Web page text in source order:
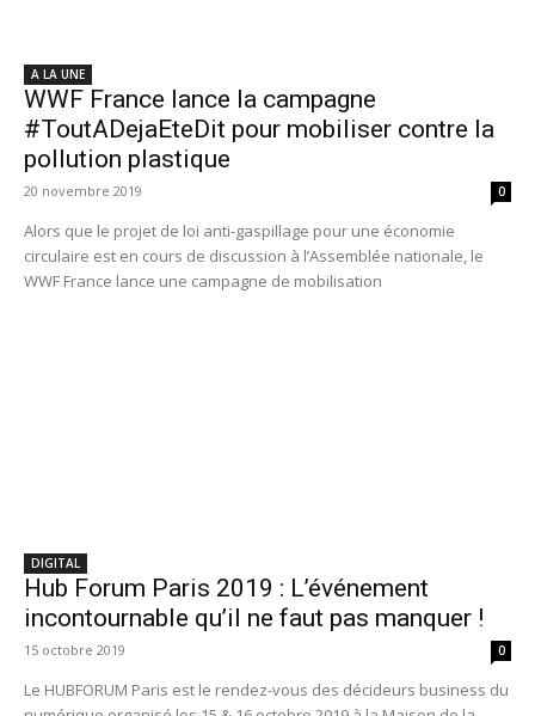
A LA UNE
WWF France lance la campagne
#ToutADejaEteDit pour mobiliser contre la
pollution plastique
20 novembre 2019 0
Alors que le projet de loi anti-gaspillage pour une économie
circulaire est en cours de discussion à l’Assemblée nationale, le
WWF France lance une campagne de mobilisation
DIGITAL
Hub Forum Paris 2019 : L’événement
incontournable qu’il ne faut pas manquer !
15 octobre 2019 0
Le HUBFORUM Paris est le rendez-vous des décideurs business du